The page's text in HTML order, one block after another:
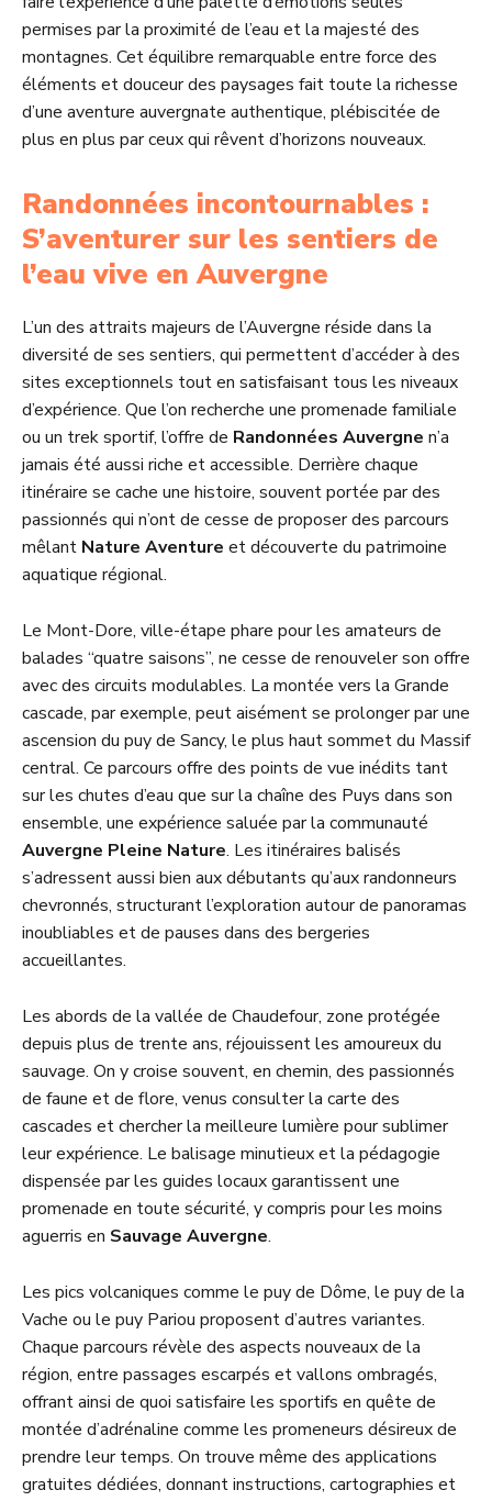
permises par la proximité de l’eau et la majesté des
montagnes. Cet équilibre remarquable entre force des
éléments et douceur des paysages fait toute la richesse
d’une aventure auvergnate authentique, plébiscitée de
plus en plus par ceux qui rêvent d’horizons nouveaux.
Randonnées incontournables :
S’aventurer sur les sentiers de
l’eau vive en Auvergne
L’un des attraits majeurs de l’Auvergne réside dans la
diversité de ses sentiers, qui permettent d’accéder à des
sites exceptionnels tout en satisfaisant tous les niveaux
d’expérience. Que l’on recherche une promenade familiale
ou un trek sportif, l’offre de Randonnées Auvergne n’a
jamais été aussi riche et accessible. Derrière chaque
itinéraire se cache une histoire, souvent portée par des
passionnés qui n’ont de cesse de proposer des parcours
mêlant Nature Aventure et découverte du patrimoine
aquatique régional.
Le Mont-Dore, ville-étape phare pour les amateurs de
balades “quatre saisons”, ne cesse de renouveler son offre
avec des circuits modulables. La montée vers la Grande
cascade, par exemple, peut aisément se prolonger par une
ascension du puy de Sancy, le plus haut sommet du Massif
central. Ce parcours offre des points de vue inédits tant
sur les chutes d’eau que sur la chaîne des Puys dans son
ensemble, une expérience saluée par la communauté
Auvergne Pleine Nature. Les itinéraires balisés
s’adressent aussi bien aux débutants qu’aux randonneurs
chevronnés, structurant l’exploration autour de panoramas
inoubliables et de pauses dans des bergeries
accueillantes.
Les abords de la vallée de Chaudefour, zone protégée
depuis plus de trente ans, réjouissent les amoureux du
sauvage. On y croise souvent, en chemin, des passionnés
de faune et de flore, venus consulter la carte des
cascades et chercher la meilleure lumière pour sublimer
leur expérience. Le balisage minutieux et la pédagogie
dispensée par les guides locaux garantissent une
promenade en toute sécurité, y compris pour les moins
aguerris en Sauvage Auvergne.
Les pics volcaniques comme le puy de Dôme, le puy de la
Vache ou le puy Pariou proposent d’autres variantes.
Chaque parcours révèle des aspects nouveaux de la
région, entre passages escarpés et vallons ombragés,
offrant ainsi de quoi satisfaire les sportifs en quête de
montée d’adrénaline comme les promeneurs désireux de
prendre leur temps. On trouve même des applications
gratuites dédiées, donnant instructions, cartographies et